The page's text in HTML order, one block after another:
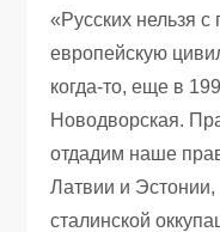
«Русских нельзя с
европейскую
когда-то, еще в
Новодворская.
отдадим наше
Латвии и
сталинской